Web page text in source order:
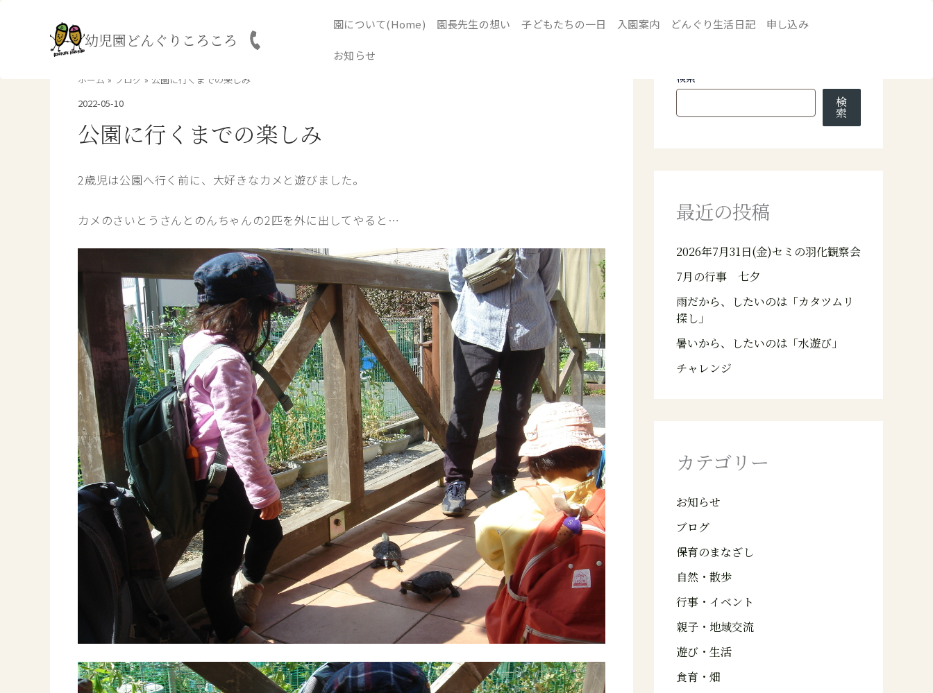
幼児園どんぐりころころ
園について(Home) 園長先生の想い 子どもたちの一日 入園案内 どんぐり生活日記 申し込み
お知らせ
ホーム ブログ
公園に行くまでの楽しみ
2022-05-10
公園に行くまでの楽しみ
2歳児は公園へ行く前に、大好きなカメと遊びました。
カメのさいとうさんとのんちゃんの2匹を外に出してやると…
検索
検
索
最近の投稿
2026年7月31日(金)セミの羽化観察会
7月の行事 七夕
雨だから、したいのは「カタツムリ
探し」
暑いから、したいのは「水遊び」
チャレンジ
カテゴリー
お知らせ
ブログ
保育のまなざし
自然・散歩
行事・イベント
親子・地域交流
遊び・生活
食育・畑